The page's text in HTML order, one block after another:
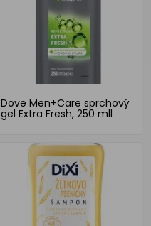
Dove Men+Care sprchový
gel Extra Fresh, 250 mll